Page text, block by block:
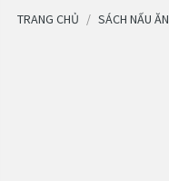
TRANG CHỦ SÁCH NẤU ĂN